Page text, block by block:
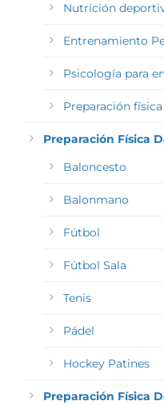
Nutrición
Entrenamiento
Psicología para
Preparación
Preparación Física
Baloncesto
Balonmano
Fútbol
Fútbol Sala
Tenis
Pádel
Hockey Patines
Preparación Física